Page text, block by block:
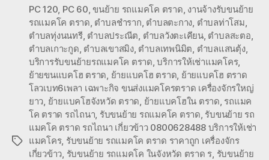
Tags
PC 120, PC 60,ขนย้าย รถแมคโค ตราด, งานจ้างรับขนย้าย
รถแมคโค ตราด, ตำบลชำราก, ตำบลตะกาง, ตำบลท่าโสม,
ตำบลทุ่งนนทรี, ตำบลประณีต, ตำบลวังตะเคียน, ตำบลสะตอ,
ตำบลเกาะกูด, ตำบลเขาสมิง, ตำบลเทพนิมิต, ตำบลแสนตุ้ง,
บริการรับขนย้ายรถแมคโค ตราด,บริการให้เช่าแมคโคร,
ย้ายขนแบคโฮ ตราด, ย้ายแบคโฮ ตราด, ย้ายแบคโฮ ตราด
โลวเบท6เพลา เฉพาะกิจ ขนส่งแมคโครตราด เครื่องจักรใหญ่
ยาว, ย้ายแบคโฮจังหวัด ตราด, ย้ายแบคโฮใน ตราด, รถแมค
โค ตราด รถไถนา, รับขนย้าย รถแมคโค ตราด, รับขนย้าย รถ
แมคโค ตราด รถไถนา เกี่ยวข้าว 0800628488 บริการให้เช่า
แมคโคร, รับขนย้าย รถแมคโค ตราด ราคาถูก เครื่องจักร
เกี่ยวข้าว, รับขนย้าย รถแมคโค ในจังหวัด ตราด ร, รับขนย้าย